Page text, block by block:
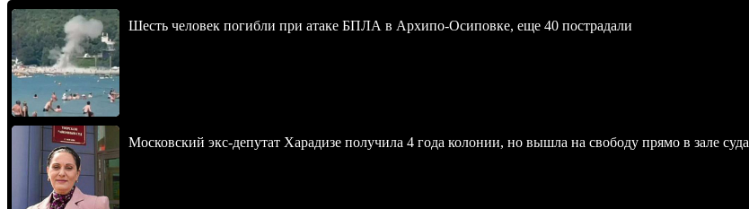
Шесть человек погибли при атаке БПЛА в Архипо-Осиповке, еще 40 пострадали
Московский экс-депутат Харадизе получила 4 года колонии, но вышла на свободу прямо в зале суда